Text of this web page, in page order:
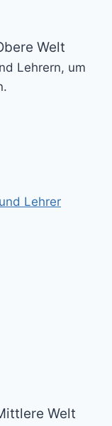
Welt
Lehrern, um
Lehrer
Welt